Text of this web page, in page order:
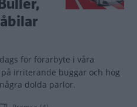
för förarbyte i våra
irriterande buggar och hög
dolda pärlor.